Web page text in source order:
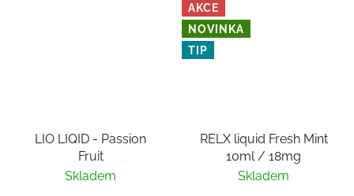
LIO LIQID - Passion
Fruit
Skladem
AKCE
NOVINKA
TIP
RELX liquid Fresh Mint
10ml / 18mg
Skladem